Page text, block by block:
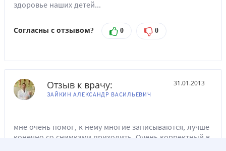
здоровье наших детей...
Согласны с отзывом? 0 0
Отзыв к врачу:
ЗАЙКИН АЛЕКСАНДР ВАСИЛЬЕВИЧ
31.01.2013
мне очень помог, к нему многие записываются, лучше
конечно со снимками приходить. Очень корректный в